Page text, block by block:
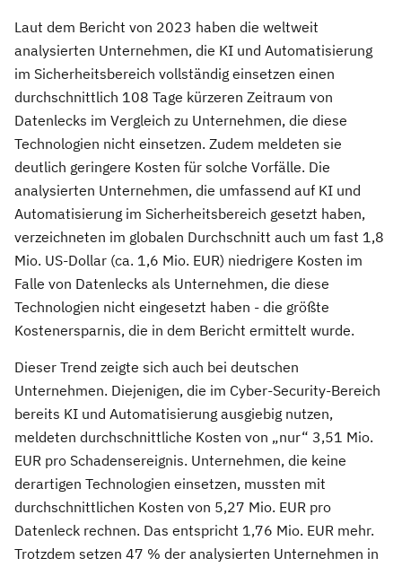
Laut dem Bericht von 2023 haben die weltweit
analysierten Unternehmen, die KI und Automatisierung
im Sicherheitsbereich vollständig einsetzen einen
durchschnittlich 108 Tage kürzeren Zeitraum von
Datenlecks im Vergleich zu Unternehmen, die diese
Technologien nicht einsetzen. Zudem meldeten sie
deutlich geringere Kosten für solche Vorfälle. Die
analysierten Unternehmen, die umfassend auf KI und
Automatisierung im Sicherheitsbereich gesetzt haben,
verzeichneten im globalen Durchschnitt auch um fast 1,8
Mio. US-Dollar (ca. 1,6 Mio. EUR) niedrigere Kosten im
Falle von Datenlecks als Unternehmen, die diese
Technologien nicht eingesetzt haben - die größte
Kostenersparnis, die in dem Bericht ermittelt wurde.
Dieser Trend zeigte sich auch bei deutschen
Unternehmen. Diejenigen, die im Cyber-Security-Bereich
bereits KI und Automatisierung ausgiebig nutzen,
meldeten durchschnittliche Kosten von „nur“ 3,51 Mio.
EUR pro Schadensereignis. Unternehmen, die keine
derartigen Technologien einsetzen, mussten mit
durchschnittlichen Kosten von 5,27 Mio. EUR pro
Datenleck rechnen. Das entspricht 1,76 Mio. EUR mehr.
Trotzdem setzen 47 % der analysierten Unternehmen in